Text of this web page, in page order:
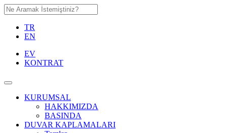
TR
EN
EV
KONTRAT
KURUMSAL
HAKKIMIZDA
BASINDA
DUVAR KAPLAMALARI